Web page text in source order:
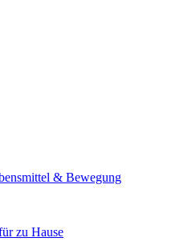
& Bewegung
zu Hause